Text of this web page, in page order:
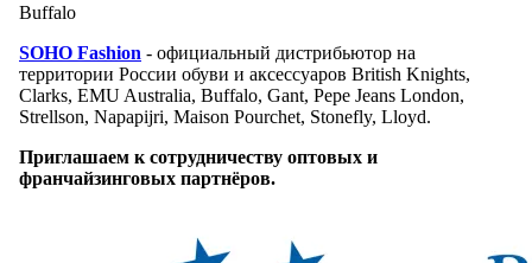
Buffalo
SOHO Fashion - официальный дистрибьютор на
территории России обуви и аксессуаров British Knights,
Clarks, EMU Australia, Buffalo, Gant, Pepe Jeans London,
Strellson, Napapijri, Maison Pourchet, Stonefly, Lloyd.
Приглашаем к сотрудничеству оптовых и
франчайзинговых партнёров.